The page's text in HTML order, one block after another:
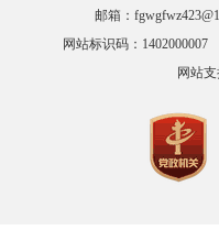
邮箱：
网站标识码：1402000007
网站